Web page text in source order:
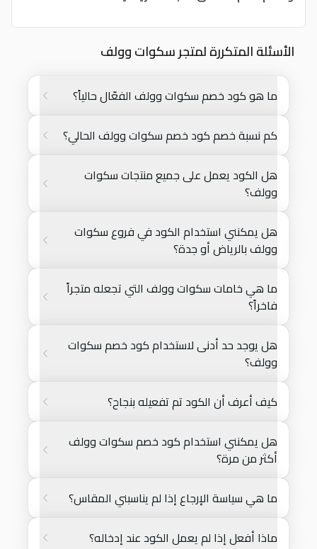
الأسئلة المتكررة لمتجر سكوات وولف
ما هو كود خصم سكوات وولف الفعّال حالياً؟
كم نسبة خصم كود خصم سكوات وولف الحالي؟
هل الكود يعمل على جميع منتجات سكوات
وولف؟
هل يمكنني استخدام الكود في فروع سكوات
وولف بالرياض أو جدة؟
ما هي خامات سكوات وولف التي تجعله متجراً
فاخراً؟
هل يوجد حد أدنى لاستخدام كود خصم سكوات
وولف؟
كيف أعرف أن الكود تم تفعيله بنجاح؟
هل يمكنني استخدام كود خصم سكوات وولف
أكثر من مرة؟
ما هي سياسة الإرجاع إذا لم يناسبني المقاس؟
ماذا أفعل إذا لم يعمل الكود عند إدخاله؟